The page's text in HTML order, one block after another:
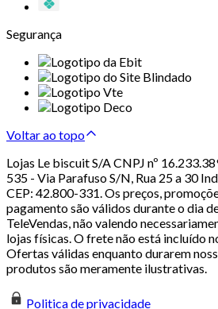
Segurança
Voltar ao topo
Lojas Le biscuit S/A CNPJ nº
535 - Via Parafuso S/N, Rua 25 a 30
CEP: 42.800-331. Os preços,
pagamento são válidos durante o dia
TeleVendas, não valendo
lojas físicas. O frete não está incluído
Ofertas válidas enquanto durarem
produtos são meramente ilustrativas.
Politica de privacidade